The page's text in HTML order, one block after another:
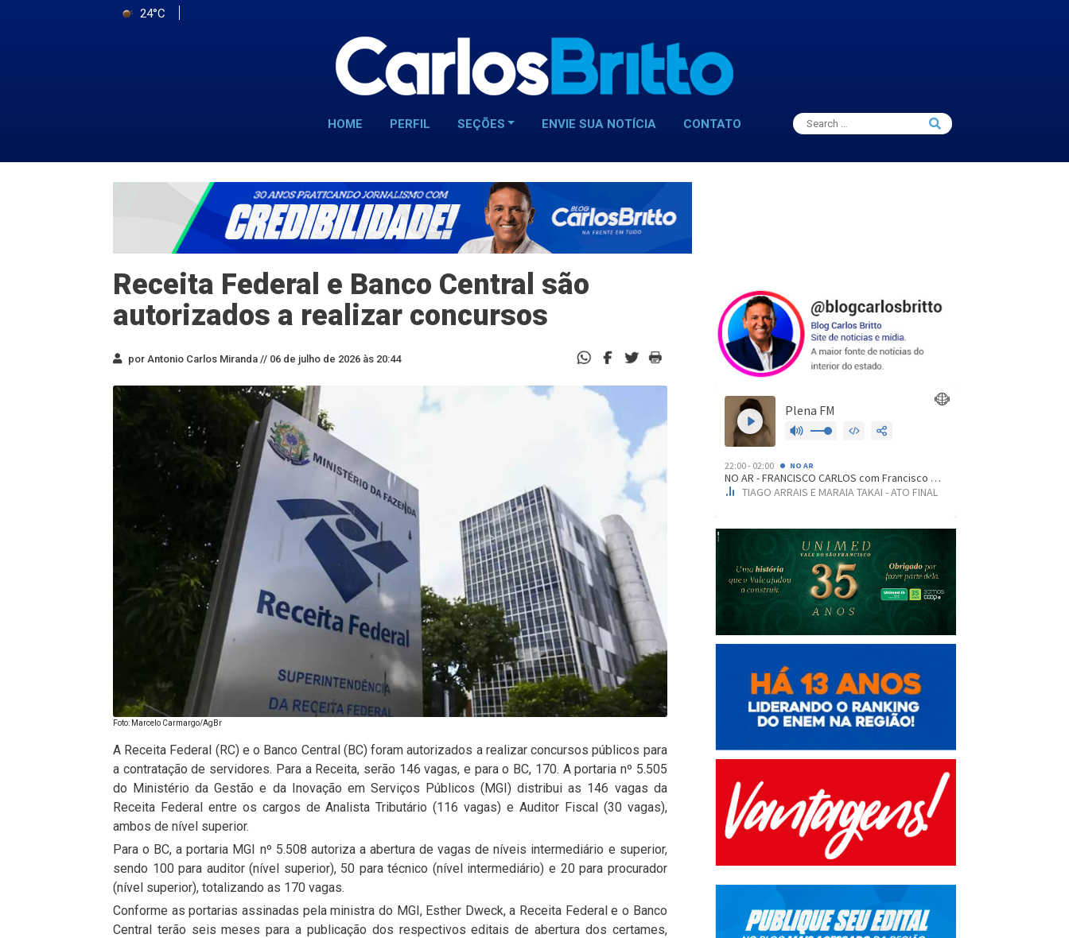
24°C
HOME PERFIL SEÇÕES ENVIE SUA NOTÍCIA CONTATO
Search
for:
Search
Receita Federal e Banco Central são
autorizados a realizar concursos
por Antonio Carlos Miranda // 06 de julho de 2026 às 20:44
Foto: Marcelo Carmargo/AgBr
A Receita Federal (RC) e o Banco Central (BC) foram autorizados a realizar concursos públicos para
a contratação de servidores. Para a Receita, serão 146 vagas, e para o BC, 170. A portaria nº 5.505
do Ministério da Gestão e da Inovação em Serviços Públicos (MGI) distribui as 146 vagas da
Receita Federal entre os cargos de Analista Tributário (116 vagas) e Auditor Fiscal (30 vagas),
ambos de nível superior.
Para o BC, a portaria MGI nº 5.508 autoriza a abertura de vagas de níveis intermediário e superior,
sendo 100 para auditor (nível superior), 50 para técnico (nível intermediário) e 20 para procurador
(nível superior), totalizando as 170 vagas.
Conforme as portarias assinadas pela ministra do MGI, Esther Dweck, a Receita Federal e o Banco
Central terão seis meses para a publicação dos respectivos editais de abertura dos certames,